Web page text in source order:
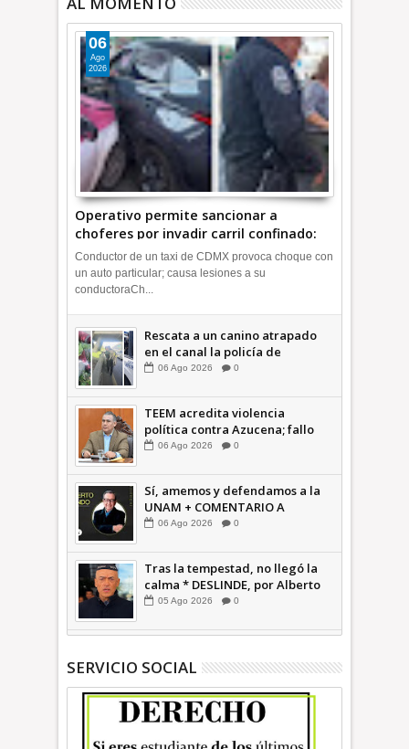
Operativo permite sancionar a
choferes por invadir carril confinado:
Ecatepec +Video | INFORMATIVA
06
Ago
2026
Conductor de un taxi de CDMX provoca choque con
un auto particular; causa lesiones a su
conductoraCh...
Rescata a un canino atrapado
en el canal la policía de
Ecatepec INFORMATIVA
06 Ago 2026 0
TEEM acredita violencia
política contra Azucena; fallo
confirma guerra sucia: Octavio
06 Ago 2026 0
Sí, amemos y defendamos a la
UNAM + COMENTARIO A
TIEMPO
06 Ago 2026 0
Tras la tempestad, no llegó la
calma * DESLINDE, por Alberto
Witvrun OPINIÓN
05 Ago 2026 0
SERVICIO SOCIAL